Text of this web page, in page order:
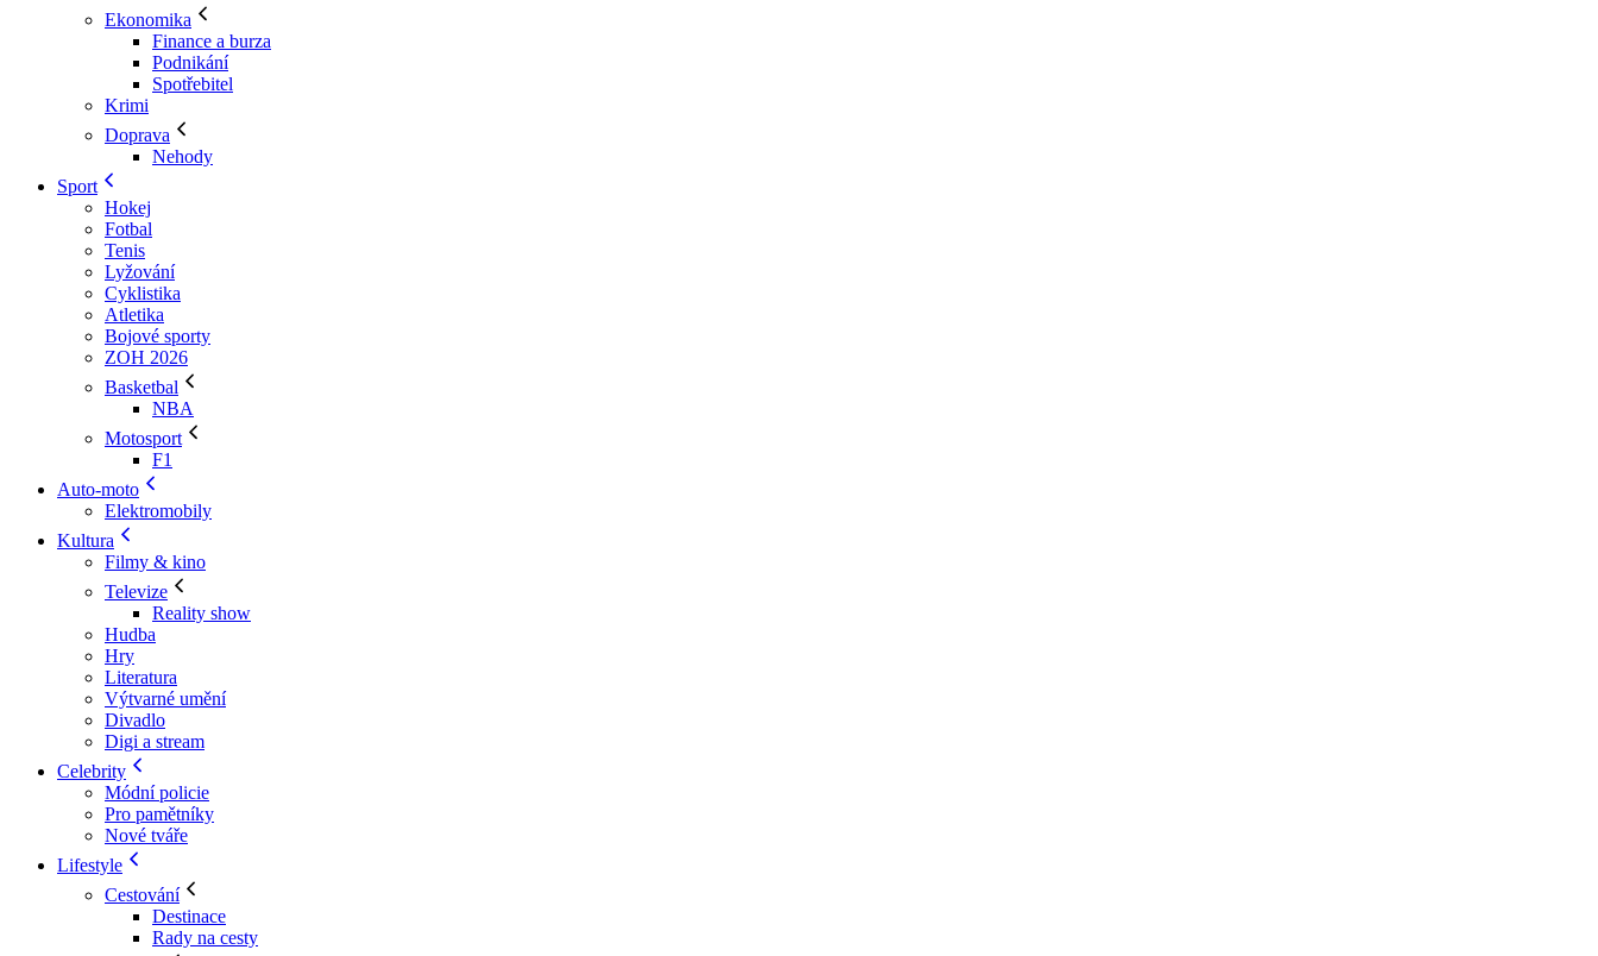
Ekonomika
Finance a burza
Podnikání
Spotřebitel
Krimi
Doprava
Nehody
Sport
Hokej
Fotbal
Tenis
Lyžování
Cyklistika
Atletika
Bojové sporty
ZOH 2026
Basketbal
NBA
Motosport
F1
Auto-moto
Elektromobily
Kultura
Filmy & kino
Televize
Reality show
Hudba
Hry
Literatura
Výtvarné umění
Divadlo
Digi a stream
Celebrity
Módní policie
Pro pamětníky
Nové tváře
Lifestyle
Cestování
Destinace
Rady na cesty